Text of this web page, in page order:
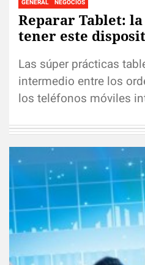
GENERAL NEGOCIOS
Reparar Tablet:
tener este
Las súper prácticas
intermedio entre los
los teléfonos móviles